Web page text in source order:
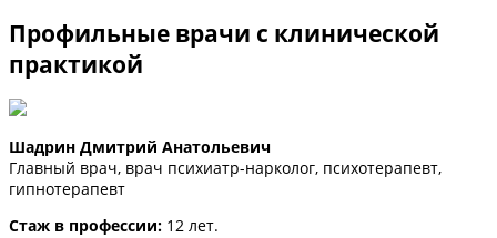
Профильные врачи с клинической
практикой
Шадрин Дмитрий Анатольевич
Главный врач, врач психиатр-нарколог, психотерапевт,
гипнотерапевт
Стаж в профессии: 12 лет.